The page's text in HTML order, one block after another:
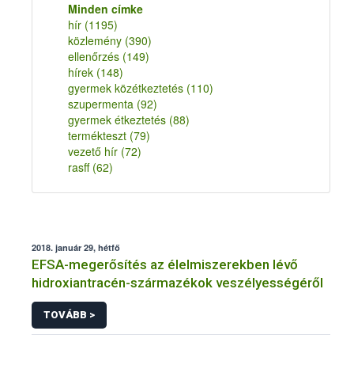
Minden címke
hír (1195)
közlemény (390)
ellenőrzés (149)
hírek (148)
gyermek közétkeztetés (110)
szupermenta (92)
gyermek étkeztetés (88)
termékteszt (79)
vezető hír (72)
rasff (62)
2018. január 29, hétfő
EFSA-megerősítés az élelmiszerekben lévő
hidroxiantracén-származékok veszélyességéről
TOVÁBB >